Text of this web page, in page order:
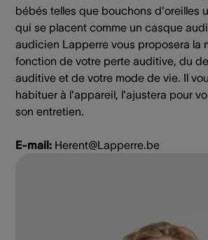
bébés telles que bouchons d'oreilles
qui se placent comme un casque
audicien Lapperre vous proposera la
fonction de votre perte auditive, du
auditive et de votre mode de vie. Il
habituer à l'appareil, l'ajustera pour
son entretien.
E-mail: Herent@Lapperre.be